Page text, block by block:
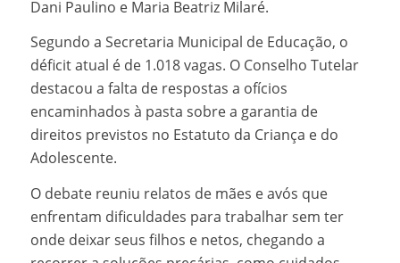
Dani Paulino e Maria Beatriz Milaré.
Segundo a Secretaria Municipal de Educação, o
déficit atual é de 1.018 vagas. O Conselho Tutelar
destacou a falta de respostas a ofícios
encaminhados à pasta sobre a garantia de
direitos previstos no Estatuto da Criança e do
Adolescente.
O debate reuniu relatos de mães e avós que
enfrentam dificuldades para trabalhar sem ter
onde deixar seus filhos e netos, chegando a